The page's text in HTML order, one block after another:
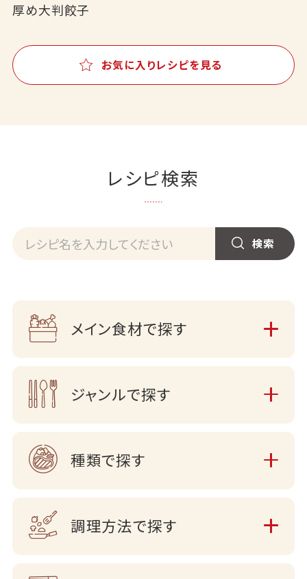
厚め大判餃子
お気に入りレシピを見る
レシピ検索
メイン食材で探す
ジャンルで探す
種類で探す
調理方法で探す